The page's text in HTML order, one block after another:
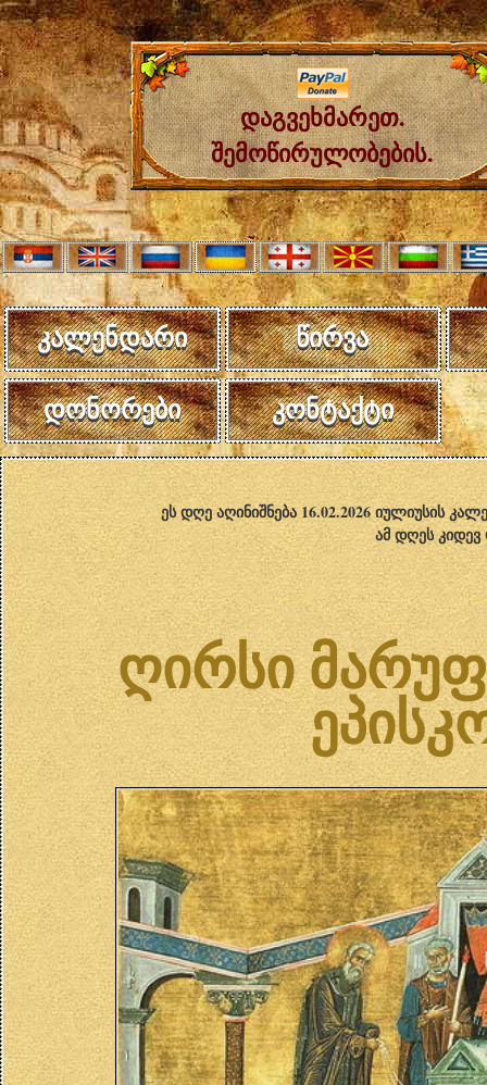
დაგვეხმარეთ.
შემოწირულობების.
კალენდარი წირვა
დონორები კონტაქტი
ეს დღე აღინიშნება 16.02.2026 იულიუსის
ამ დღეს
ღირსი